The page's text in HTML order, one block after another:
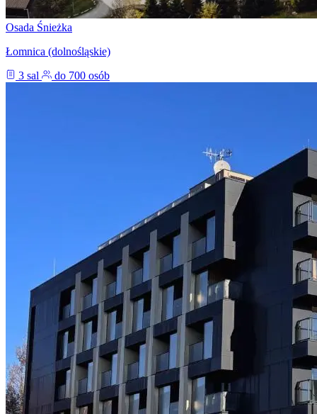
Osada Śnieżka
Łomnica (dolnośląskie)
3 sal
do 700 osób